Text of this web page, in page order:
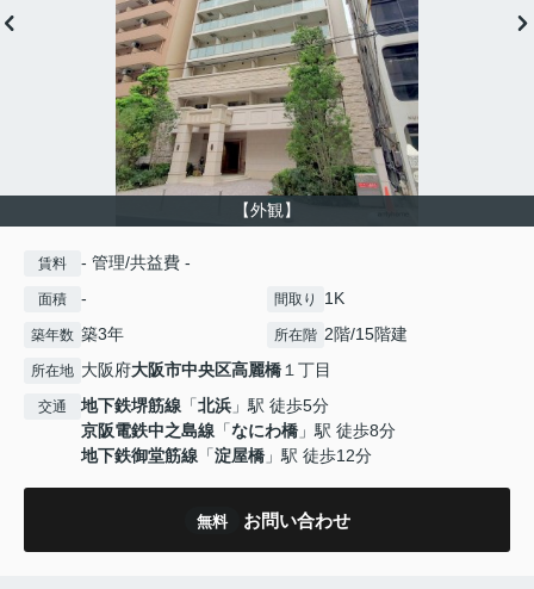
【外観】
賃料 - 管理/共益費 -
面積 - 間取り 1K
築年数 築3年 所在階 2階/15階建
所在地 大阪府大阪市中央区高麗橋 １丁目
交通 地下鉄堺筋線 「北浜 」駅 徒歩5分
京阪電鉄中之島線 「なにわ橋 」駅 徒歩8分
地下鉄御堂筋線 「淀屋橋 」駅 徒歩12分
無料 お問い合わせ